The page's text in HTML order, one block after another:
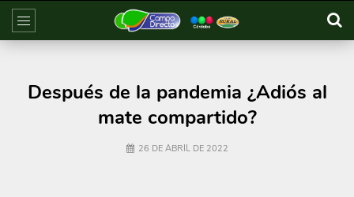
Después de la pandemia ¿Adiós al
mate compartido?
26 DE ABRIL DE 2022